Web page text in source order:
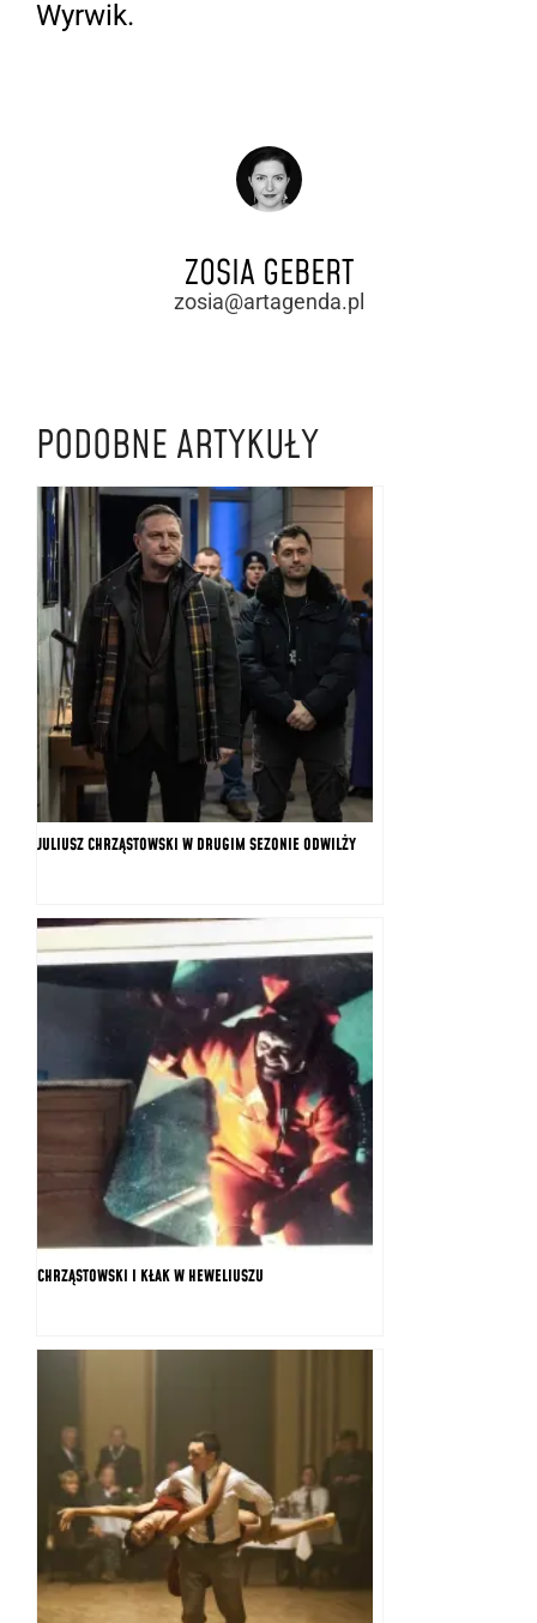
Wyrwik.
ZOSIA GEBERT
zosia@artagenda.pl
PODOBNE ARTYKUŁY
JULIUSZ CHRZĄSTOWSKI W DRUGIM SEZONIE ODWILŻY
CHRZĄSTOWSKI I KŁAK W HEWELIUSZU